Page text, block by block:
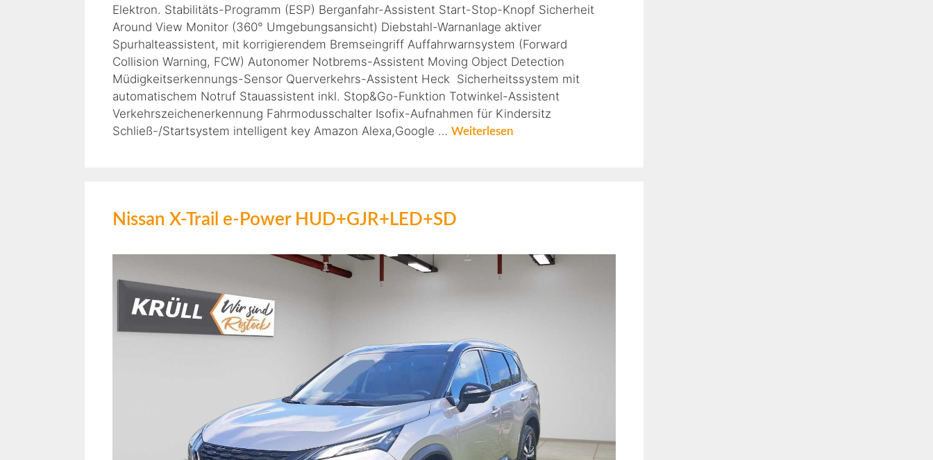
Elektron. Stabilitäts-Programm (ESP) Berganfahr-Assistent Start-Stop-Knopf Sicherheit
Around View Monitor (360° Umgebungsansicht) Diebstahl-Warnanlage aktiver
Spurhalteassistent, mit korrigierendem Bremseingriff Auffahrwarnsystem (Forward
Collision Warning, FCW) Autonomer Notbrems-Assistent Moving Object Detection
Müdigkeitserkennungs-Sensor Querverkehrs-Assistent Heck Sicherheitssystem mit
automatischem Notruf Stauassistent inkl. Stop&Go-Funktion Totwinkel-Assistent
Verkehrszeichenerkennung Fahrmodusschalter Isofix-Aufnahmen für Kindersitz
Schließ-/Startsystem intelligent key Amazon Alexa,Google … Weiterlesen
Nissan X-Trail e-Power HUD+GJR+LED+SD